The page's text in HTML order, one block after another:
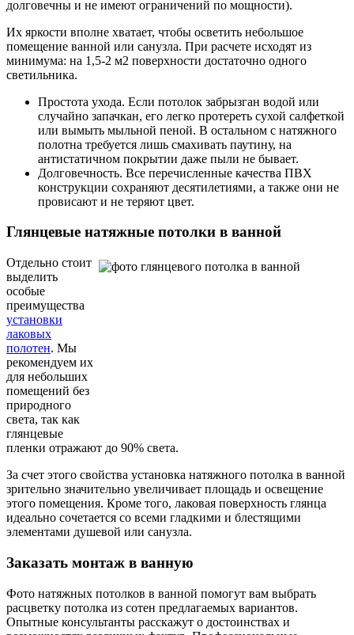
долговечны и не имеют ограничений по мощности).
Их яркости вполне хватает, чтобы осветить небольшое
помещение ванной или санузла. При расчете исходят из
минимума: на 1,5-2 м2 поверхности достаточно одного
светильника.
Простота ухода. Если потолок забрызган водой или
случайно запачкан, его легко протереть сухой салфеткой
или вымыть мыльной пеной. В остальном с натяжного
полотна требуется лишь смахивать паутину, на
антистатичном покрытии даже пыли не бывает.
Долговечность. Все перечисленные качества ПВХ
конструкции сохраняют десятилетиями, а также они не
провисают и не теряют цвет.
Глянцевые натяжные потолки в ванной
Отдельно стоит
выделить
особые
преимущества
установки
лаковых
полотен. Мы
рекомендуем их
для небольших
помещений без
природного
света, так как
глянцевые
пленки отражают до 90% света.
За счет этого свойства установка натяжного потолка в ванной
зрительно значительно увеличивает площадь и освещение
этого помещения. Кроме того, лаковая поверхность глянца
идеально сочетается со всеми гладкими и блестящими
элементами душевой или санузла.
Заказать монтаж в ванную
Фото натяжных потолков в ванной помогут вам выбрать
расцветку потолка из сотен предлагаемых вариантов.
Опытные консультанты расскажут о достоинствах и